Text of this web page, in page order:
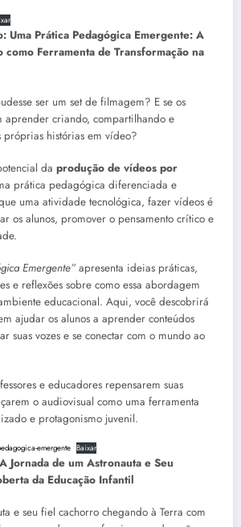
Uma Prática Pedagógica Emergente: A
como Ferramenta de Transformação na
ser um set de filmagem? E se os
aprender criando, compartilhando e
próprias histórias em vídeo?
da produção de vídeos por
prática pedagógica diferenciada e
uma atividade tecnológica, fazer vídeos é
os alunos, promover o pensamento crítico e
Emergente”apresenta ideias práticas,
e reflexões sobre como essa abordagem
educacional. Aqui, você descobrirá
ajudar os alunos a aprender conteúdos
suas vozes e se conectar com o mundo ao
e educadores repensarem suas
o audiovisual como uma ferramenta
e protagonismo juvenil.
emergente Baixar
Jornada de um Astronauta e Seu
da Educação Infantil
e seu fiel cachorro chegando à Terra com